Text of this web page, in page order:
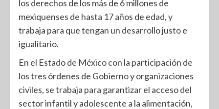
los derechos de los más de 6 millones de
mexiquenses de hasta 17 años de edad, y
trabaja para que tengan un desarrollo justo e
igualitario.
En el Estado de México con la participación de
los tres órdenes de Gobierno y organizaciones
civiles, se trabaja para garantizar el acceso del
sector infantil y adolescente a la alimentación,